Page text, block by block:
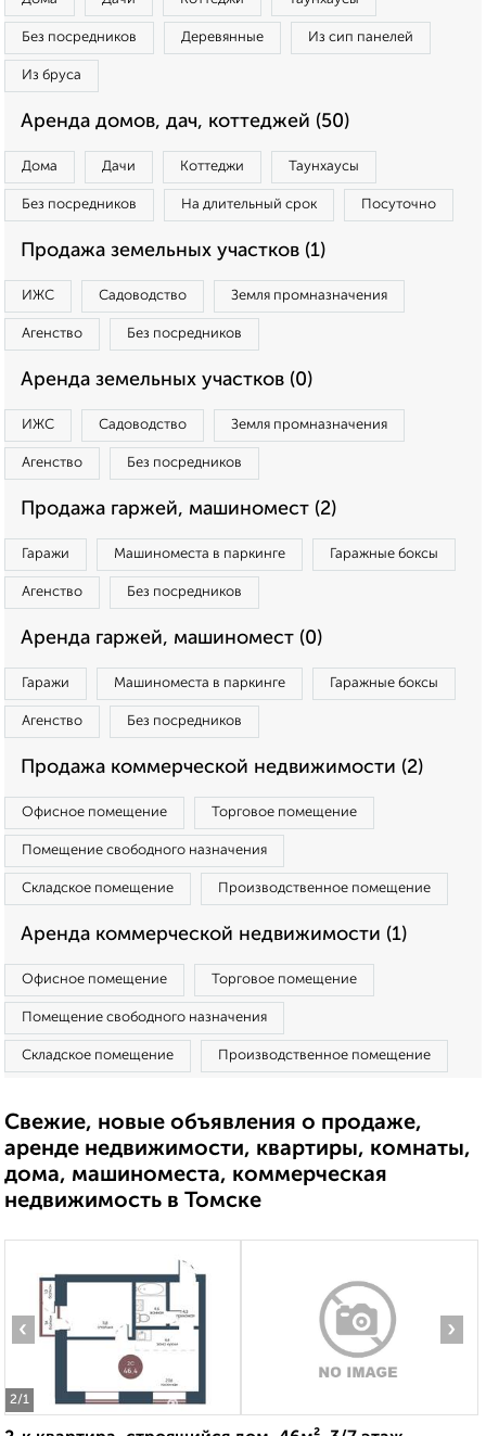
Без посредников Деревянные Из сип панелей
Из бруса
Аренда домов, дач, коттеджей (50)
Дома Дачи Коттеджи Таунхаусы
Без посредников На длительный срок Посуточно
Продажа земельных участков (1)
ИЖС Садоводство Земля промназначения
Агенство Без посредников
Аренда земельных участков (0)
ИЖС Садоводство Земля промназначения
Агенство Без посредников
Продажа гаржей, машиномест (2)
Гаражи Машиноместа в паркинге Гаражные боксы
Агенство Без посредников
Аренда гаржей, машиномест (0)
Гаражи Машиноместа в паркинге Гаражные боксы
Агенство Без посредников
Продажа коммерческой недвижимости (2)
Офисное помещение Торговое помещение
Помещение свободного назначения
Складское помещение Производственное помещение
Аренда коммерческой недвижимости (1)
Офисное помещение Торговое помещение
Помещение свободного назначения
Складское помещение Производственное помещение
Свежие, новые объявления о продаже,
аренде недвижимости, квартиры, комнаты,
дома, машиноместа, коммерческая
недвижимость в Томске
2/1
‹ ›